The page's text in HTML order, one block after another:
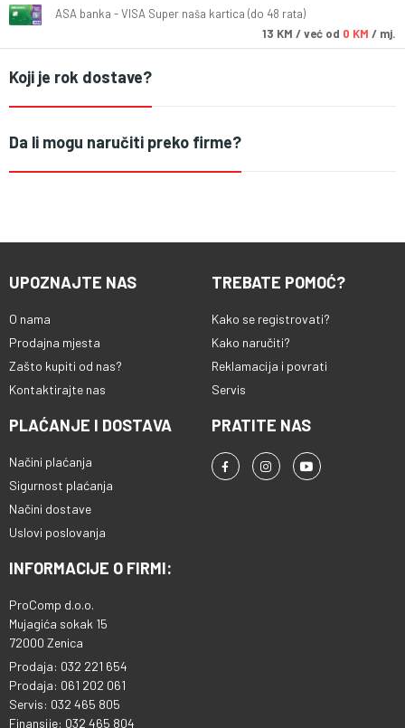
ASA banka - VISA Super naša kartica (do 48 rata)
13 KM / već od 0 KM / mj.
Koji je rok dostave?
Da li mogu naručiti preko firme?
UPOZNAJTE NAS
O nama
Prodajna mjesta
Zašto kupiti od nas?
Kontaktirajte nas
TREBATE POMOĆ?
Kako se registrovati?
Kako naručiti?
Reklamacija i povrati
Servis
PLAĆANJE I DOSTAVA
Načini plaćanja
Sigurnost plaćanja
Načini dostave
Uslovi poslovanja
PRATITE NAS
INFORMACIJE O FIRMI:
ProComp d.o.o.
Mujagića sokak 15
72000 Zenica
Prodaja: 032 221 654
Prodaja: 061 202 061
Servis: 032 465 805
Finansije: 032 465 804